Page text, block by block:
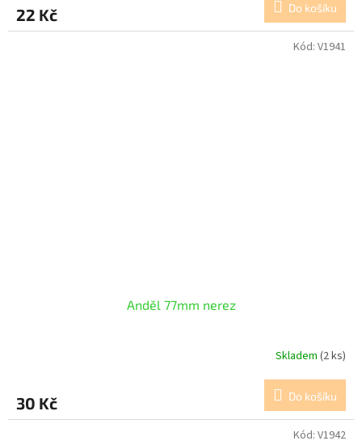
22 Kč Do košíku
Anděl 77mm nerez
Skladem (2 ks)
30 Kč Do košíku
Kód: V1941
Kód: V1942